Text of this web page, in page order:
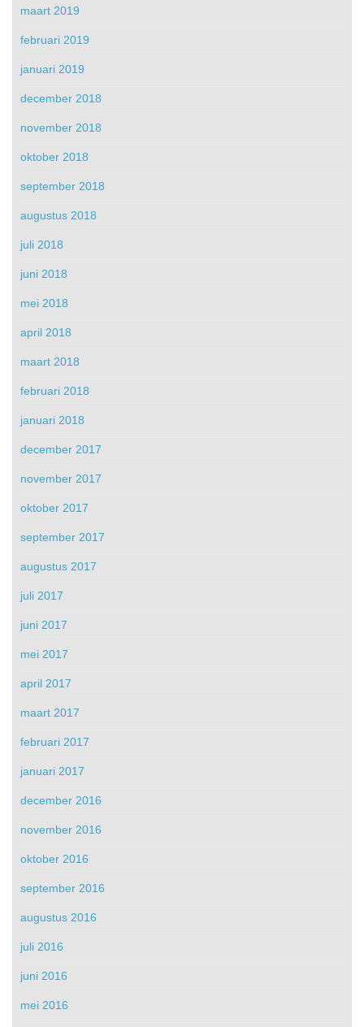
maart 2019
februari 2019
januari 2019
december 2018
november 2018
oktober 2018
september 2018
augustus 2018
juli 2018
juni 2018
mei 2018
april 2018
maart 2018
februari 2018
januari 2018
december 2017
november 2017
oktober 2017
september 2017
augustus 2017
juli 2017
juni 2017
mei 2017
april 2017
maart 2017
februari 2017
januari 2017
december 2016
november 2016
oktober 2016
september 2016
augustus 2016
juli 2016
juni 2016
mei 2016